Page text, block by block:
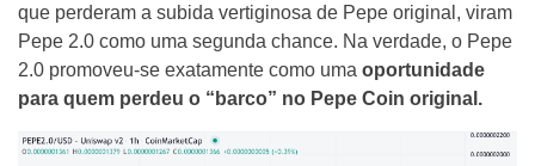
que perderam a subida vertiginosa de Pepe original, viram
Pepe 2.0 como uma segunda chance. Na verdade, o Pepe
2.0 promoveu-se exatamente como uma oportunidade
para quem perdeu o “barco” no Pepe Coin original.